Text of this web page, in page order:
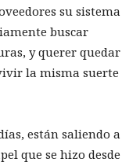
su sistema
buscar
y querer quedar
la misma suerte
están saliendo a
que se hizo desde